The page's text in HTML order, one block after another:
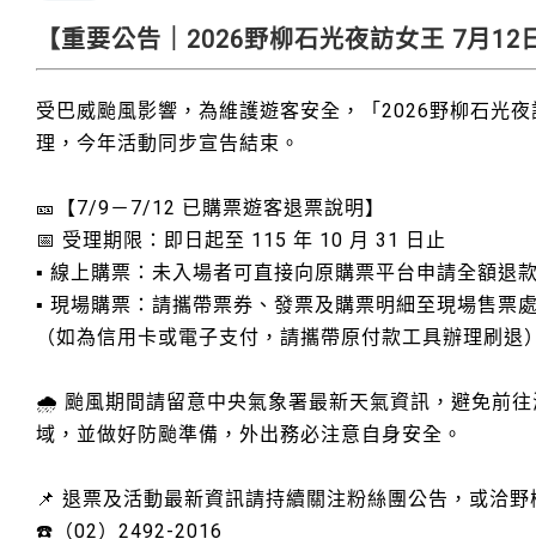
【重要公告｜2026野柳石光夜訪女王 7月12
受巴威颱風影響，為維護遊客安全，「2026野柳石光
理，今年活動同步宣告結束。
🎫【7/9－7/12 已購票遊客退票說明】
📅 受理期限：即日起至 115 年 10 月 31 日止
▪️ 線上購票：未入場者可直接向原購票平台申請全額退
▪️ 現場購票：請攜帶票券、發票及購票明細至現場售票
（如為信用卡或電子支付，請攜帶原付款工具辦理刷退
🌧️ 颱風期間請留意中央氣象署最新天氣資訊，避免前
域，並做好防颱準備，外出務必注意自身安全。
📌 退票及活動最新資訊請持續關注粉絲團公告，或洽
☎️（02）2492-2016